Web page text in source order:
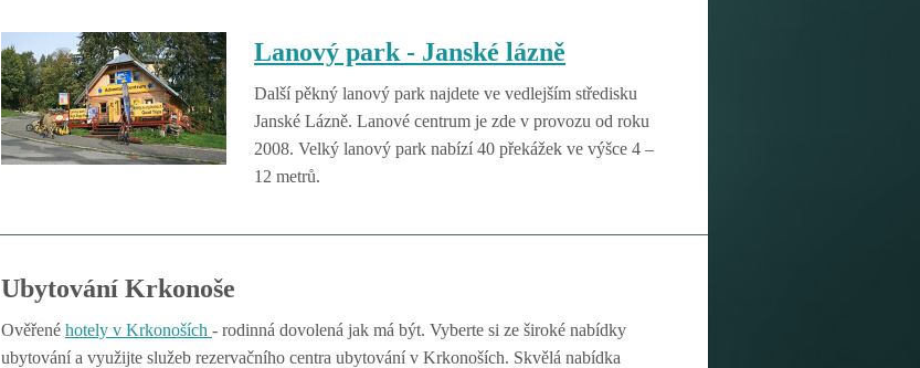
Lanový park - Janské lázně
Další pěkný lanový park najdete ve vedlejším středisku
Janské Lázně. Lanové centrum je zde v provozu od roku
2008. Velký lanový park nabízí 40 překážek ve výšce 4 –
12 metrů.
Ubytování Krkonoše
Ověřené hotely v Krkonoších - rodinná dovolená jak má být. Vyberte si ze široké nabídky
ubytování a využijte služeb rezervačního centra ubytování v Krkonoších. Skvělá nabídka